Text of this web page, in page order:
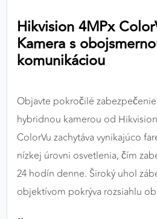
Hikvision 4MPx
Kamera s
komunikáciou
Objavte pokročilé
hybridnou kamerou od
ColorVu zachytáva vynikajúco
nízkej úrovni osvetlenia, čím
24 hodín denne. Široký uhol
objektívom pokrýva rozsiahlu
Google Analytics
Poskytovateľ:
MARKETINGOVÉ
Marketingové cookies sa
správania používateľov
stránkami. Umožňujú nám a
zobrazovať cielenú a
našom webe aj v